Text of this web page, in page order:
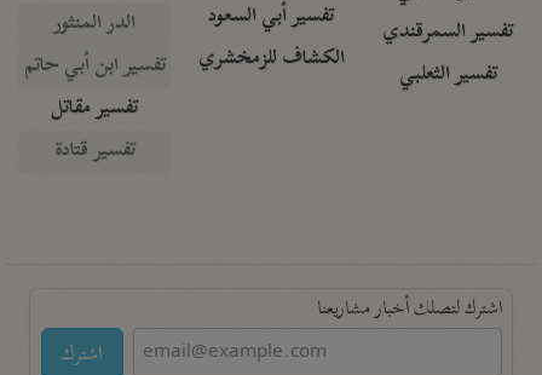
تفسير السمرقندي
تفسير الثعلبي
تفسير أبي السعود
الكشاف للزمخشري
الدر المنثور
تفسير ابن أبي حاتم
تفسير مقاتل
تفسير قتادة
اشترك لتصلك أخبار مشاريعنا
اشترك